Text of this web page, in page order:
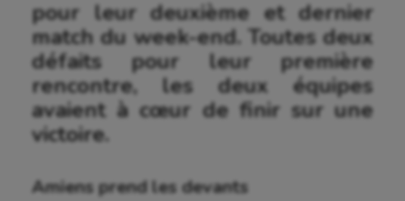
pour leur deuxième et dernier
match du week-end. Toutes deux
défaits pour leur première
rencontre, les deux équipes
avaient à cœur de finir sur une
victoire.
Amiens prend les devants